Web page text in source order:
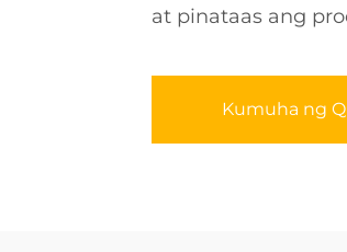
at pinataas ang
Kumuha ng